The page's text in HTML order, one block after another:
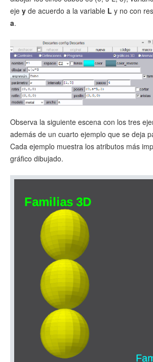
eje y de acuerdo a la variable L y no con
a.
Observa la siguiente escena con los tres
además de un cuarto ejemplo que se deja
Cada ejemplo muestra los atributos más
gráfico dibujado.